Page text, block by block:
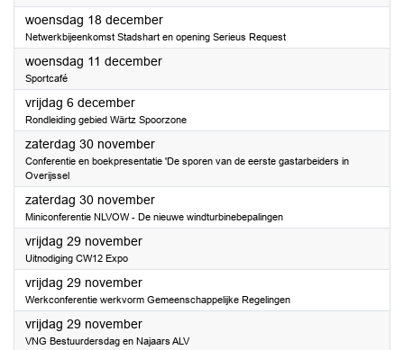
woensdag 18 december2024
Netwerkbijeenkomst Stadshart en opening Serieus Request
woensdag 11 december2024
Sportcafé
vrijdag 6 december2024
Rondleiding gebied Wärtz Spoorzone
zaterdag 30 november2024
Conferentie en boekpresentatie 'De sporen van de eerste gastarbeiders in
Overijssel
zaterdag 30 november2024
Miniconferentie NLVOW - De nieuwe windturbinebepalingen
vrijdag 29 november2024
Uitnodiging CW12 Expo
vrijdag 29 november2024
Werkconferentie werkvorm Gemeenschappelijke Regelingen
vrijdag 29 november2024
VNG Bestuurdersdag en Najaars ALV